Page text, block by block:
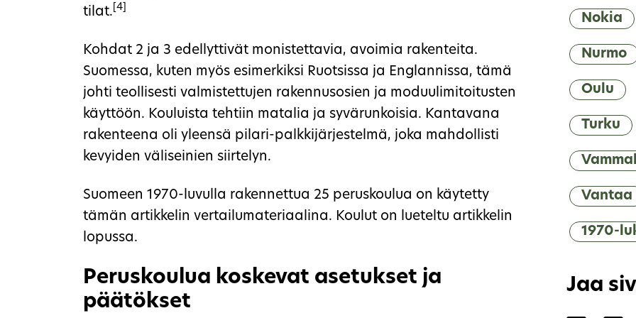
tilat. [4]
Kohdat 2 ja 3 edellyttivät monistettavia, avoimia rakenteita.
Suomessa, kuten myös esimerkiksi Ruotsissa ja Englannissa, tämä
johti teollisesti valmistettujen rakennusosien ja moduulimitoitusten
käyttöön. Kouluista tehtiin matalia ja syvärunkoisia. Kantavana
rakenteena oli yleensä pilari-palkkijärjestelmä, joka mahdollisti
kevyiden väliseinien siirtelyn.
Suomeen 1970-luvulla rakennettua 25 peruskoulua on käytetty
tämän artikkelin vertailumateriaalina. Koulut on lueteltu artikkelin
lopussa.
Peruskoulua koskevat asetukset ja
päätökset
Nokia
Nurmo
Oulu
Turku
Vantaa
1970-
Jaa